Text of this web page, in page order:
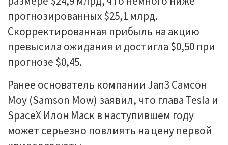
прогнозированных $25,1 млрд.
Скорректированная прибыль на акцию
превысила ожидания и достигла $0,50 при
прогнозе $0,45.
Ранее основатель компании Jan3 Самсон
Моу (Samson Mow) заявил, что глава Tesla и
SpaceX Илон Маск в наступившем году
может серьезно повлиять на цену первой